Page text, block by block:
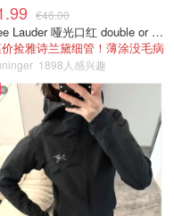
€46.00
Estee Lauder 哑光口红 double or nothing色号
捡雅诗兰黛细管！薄涂没毛病
1898人感兴趣